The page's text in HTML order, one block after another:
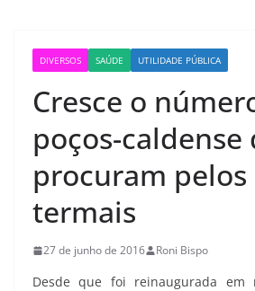
DIVERSOS SAÚDE UTILIDADE PÚBLICA
Cresce o
poços-caldense
procuram pelos
termais
27 de junho de 2016 Roni Bispo
Desde que foi reinaugurada em